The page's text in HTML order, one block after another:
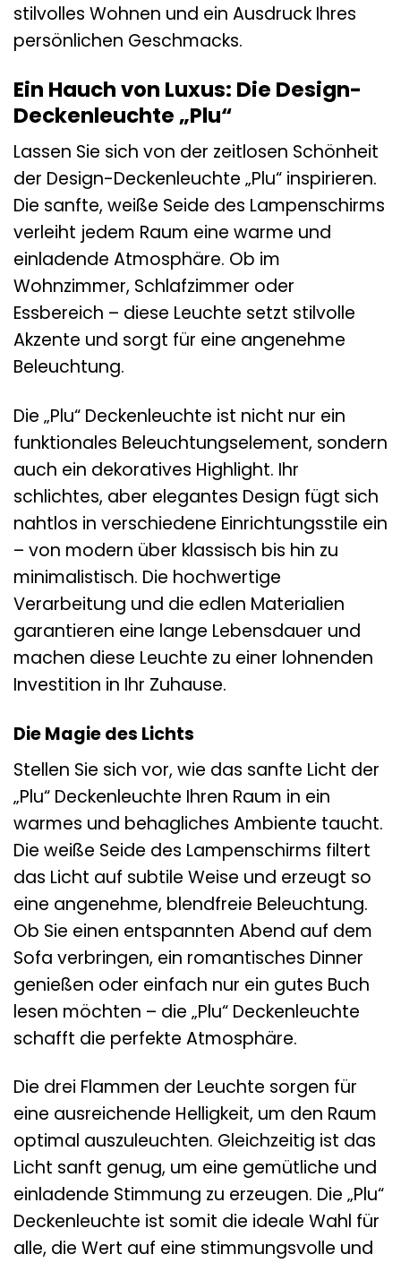
stilvolles Wohnen und ein Ausdruck Ihres
persönlichen Geschmacks.
Ein Hauch von Luxus: Die Design-
Deckenleuchte „Plu“
Lassen Sie sich von der zeitlosen Schönheit
der Design-Deckenleuchte „Plu“ inspirieren.
Die sanfte, weiße Seide des Lampenschirms
verleiht jedem Raum eine warme und
einladende Atmosphäre. Ob im
Wohnzimmer, Schlafzimmer oder
Essbereich – diese Leuchte setzt stilvolle
Akzente und sorgt für eine angenehme
Beleuchtung.
Die „Plu“ Deckenleuchte ist nicht nur ein
funktionales Beleuchtungselement, sondern
auch ein dekoratives Highlight. Ihr
schlichtes, aber elegantes Design fügt sich
nahtlos in verschiedene Einrichtungsstile ein
– von modern über klassisch bis hin zu
minimalistisch. Die hochwertige
Verarbeitung und die edlen Materialien
garantieren eine lange Lebensdauer und
machen diese Leuchte zu einer lohnenden
Investition in Ihr Zuhause.
Die Magie des Lichts
Stellen Sie sich vor, wie das sanfte Licht der
„Plu“ Deckenleuchte Ihren Raum in ein
warmes und behagliches Ambiente taucht.
Die weiße Seide des Lampenschirms filtert
das Licht auf subtile Weise und erzeugt so
eine angenehme, blendfreie Beleuchtung.
Ob Sie einen entspannten Abend auf dem
Sofa verbringen, ein romantisches Dinner
genießen oder einfach nur ein gutes Buch
lesen möchten – die „Plu“ Deckenleuchte
schafft die perfekte Atmosphäre.
Die drei Flammen der Leuchte sorgen für
eine ausreichende Helligkeit, um den Raum
optimal auszuleuchten. Gleichzeitig ist das
Licht sanft genug, um eine gemütliche und
einladende Stimmung zu erzeugen. Die „Plu“
Deckenleuchte ist somit die ideale Wahl für
alle, die Wert auf eine stimmungsvolle und